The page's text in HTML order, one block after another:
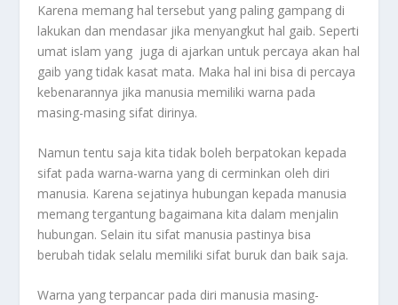
Karena memang hal tersebut yang paling gampang di
lakukan dan mendasar jika menyangkut hal gaib. Seperti
umat islam yang juga di ajarkan untuk percaya akan hal
gaib yang tidak kasat mata. Maka hal ini bisa di percaya
kebenarannya jika manusia memiliki warna pada
masing-masing sifat dirinya.
Namun tentu saja kita tidak boleh berpatokan kepada
sifat pada warna-warna yang di cerminkan oleh diri
manusia. Karena sejatinya hubungan kepada manusia
memang tergantung bagaimana kita dalam menjalin
hubungan. Selain itu sifat manusia pastinya bisa
berubah tidak selalu memiliki sifat buruk dan baik saja.
Warna yang terpancar pada diri manusia masing-